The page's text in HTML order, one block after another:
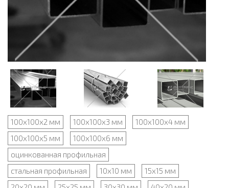
100х100х2 мм 100х100х3 мм
100х100х4 мм
100х100х5 мм
100х100х6 мм
оцинкованная профильная
стальная профильная
10х10 мм
15х15 мм